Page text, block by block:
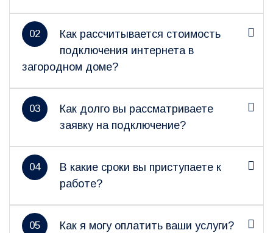
02
Как рассчитывается стоимость
подключения интернета в
загородном доме?
03
Как долго вы рассматриваете
заявку на подключение?
04
В какие сроки вы приступаете к
работе?
05 Как я могу оплатить ваши услуги?